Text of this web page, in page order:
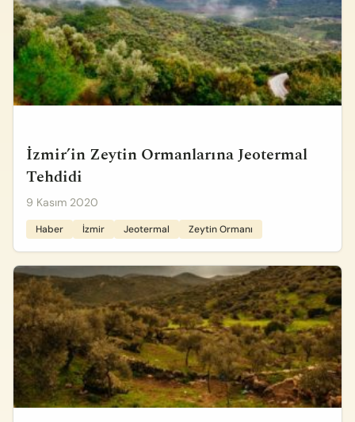
İzmir’in Zeytin Ormanlarına Jeotermal
Tehdidi
9 Kasım 2020
Haber İzmir Jeotermal Zeytin Ormanı